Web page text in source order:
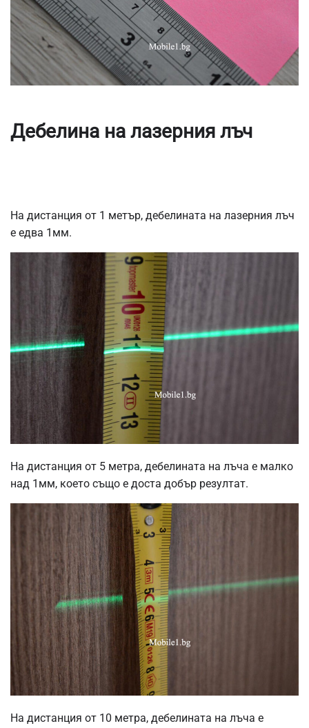
Дебелина на лазерния лъч
На дистанция от 1 метър, дебелината на лазерния лъч
е едва 1мм.
На дистанция от 5 метра, дебелината на лъча е малко
над 1мм, което също е доста добър резултат.
На дистанция от 10 метра, дебелината на лъча е